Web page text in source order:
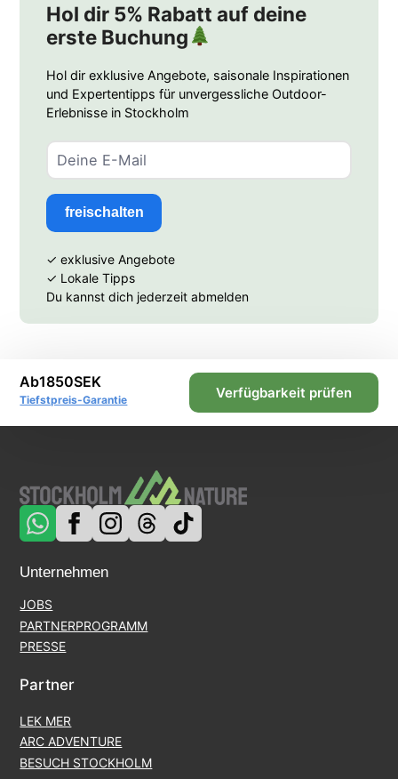
Hol dir 5% Rabatt auf deine
erste Buchung
Hol dir exklusive Angebote, saisonale Inspirationen
und Expertentipps für unvergessliche Outdoor-
Erlebnisse in Stockholm
freischalten
✓ exklusive Angebote
✓ Lokale Tipps
Du kannst dich jederzeit abmelden
Ab1850SEK
Tiefstpreis-Garantie Verfügbarkeit prüfen
Unternehmen
JOBS
PARTNERPROGRAMM
PRESSE
Partner
LEK MER
ARC ADVENTURE
BESUCH STOCKHOLM